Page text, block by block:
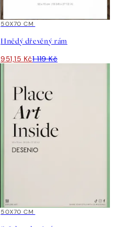
15%*
50X70 CM
Hnědý dřevěný rám
951,15 Kč1 119 Kč
15%*
50X70 CM